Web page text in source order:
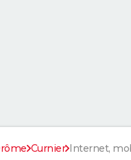
Curnier Internet,